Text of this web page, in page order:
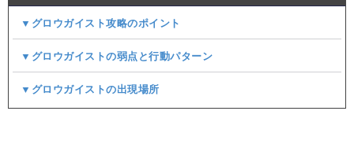
▼グロウガイスト攻略のポイント
▼グロウガイストの弱点と行動パターン
▼グロウガイストの出現場所